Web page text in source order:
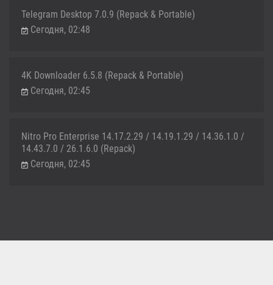
Telegram Desktop 7.0.9 (Repack & Portable)
Сегодня, 02:48
4K Downloader 6.5.8 (Repack & Portable)
Сегодня, 02:45
Nitro Pro Enterprise 14.17.2.29 / 14.19.1.29 / 14.36.1.0 /
14.43.7.0 / 26.1.6.0 (Repack)
Сегодня, 02:45